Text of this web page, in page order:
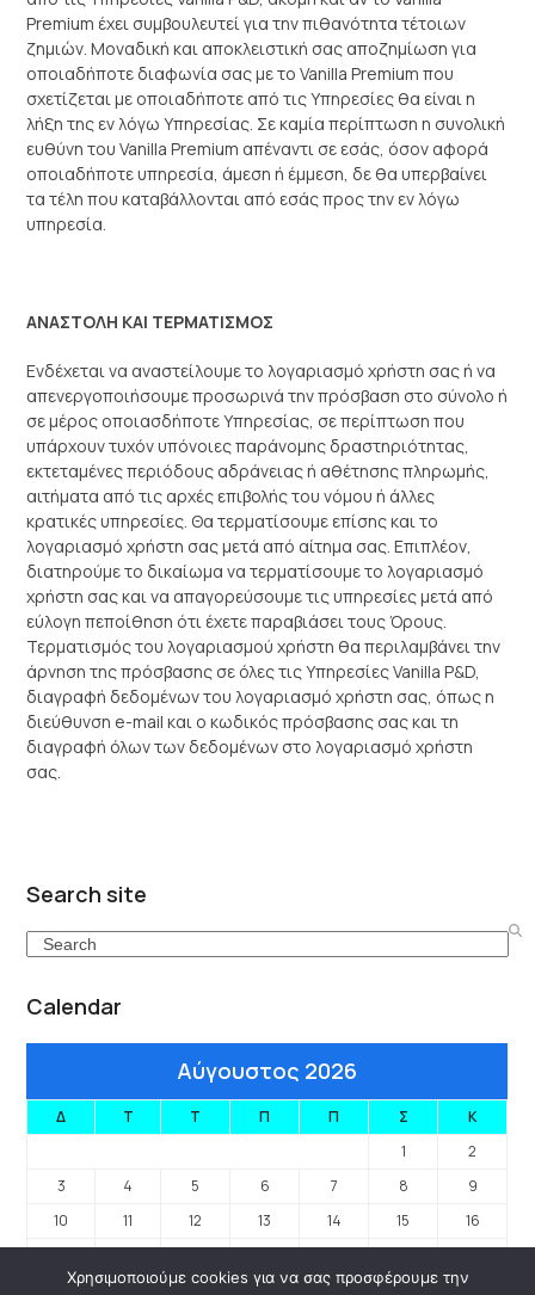
Premium έχει συμβουλευτεί για την πιθανότητα τέτοιων
ζημιών. Μοναδική και αποκλειστική σας αποζημίωση για
οποιαδήποτε διαφωνία σας με το Vanilla Premium που
σχετίζεται με οποιαδήποτε από τις Υπηρεσίες θα είναι η
λήξη της εν λόγω Υπηρεσίας. Σε καμία περίπτωση η συνολική
ευθύνη του Vanilla Premium απέναντι σε εσάς, όσον αφορά
οποιαδήποτε υπηρεσία, άμεση ή έμμεση, δε θα υπερβαίνει
τα τέλη που καταβάλλονται από εσάς προς την εν λόγω
υπηρεσία.
ΑΝΑΣΤΟΛΗ ΚΑΙ ΤΕΡΜΑΤΙΣΜΟΣ
Ενδέχεται να αναστείλουμε το λογαριασμό χρήστη σας ή να
απενεργοποιήσουμε προσωρινά την πρόσβαση στο σύνολο ή
σε μέρος οποιασδήποτε Υπηρεσίας, σε περίπτωση που
υπάρχουν τυχόν υπόνοιες παράνομης δραστηριότητας,
εκτεταμένες περιόδους αδράνειας ή αθέτησης πληρωμής,
αιτήματα από τις αρχές επιβολής του νόμου ή άλλες
κρατικές υπηρεσίες. Θα τερματίσουμε επίσης και το
λογαριασμό χρήστη σας μετά από αίτημα σας. Επιπλέον,
διατηρούμε το δικαίωμα να τερματίσουμε το λογαριασμό
χρήστη σας και να απαγορεύσουμε τις υπηρεσίες μετά από
εύλογη πεποίθηση ότι έχετε παραβιάσει τους Όρους.
Τερματισμός του λογαριασμού χρήστη θα περιλαμβάνει την
άρνηση της πρόσβασης σε όλες τις Υπηρεσίες Vanilla P&D,
διαγραφή δεδομένων του λογαριασμό χρήστη σας, όπως η
διεύθυνση e-mail και ο κωδικός πρόσβασης σας και τη
διαγραφή όλων των δεδομένων στο λογαριασμό χρήστη
σας.
Search site
Search
Calendar
Αύγουστος 2026
Δ Τ Τ Π Π Σ
Κ
1
2
3
4 5 6 7 8
9
10
11 12 13 14 15
16
24
25 26 27 28 29 30
Χρησιμοποιούμε cookies για να σας προσφέρουμε την